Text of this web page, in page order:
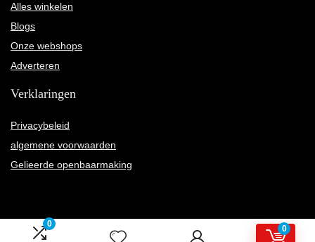
0
0
Alles winkelen
Blogs
Onze webshops
Adverteren
Verklaringen
Privacybeleid
algemene voorwaarden
Gelieerde openbaarmaking
2022 © Karnelly.nl Alle rechten voorbehouden